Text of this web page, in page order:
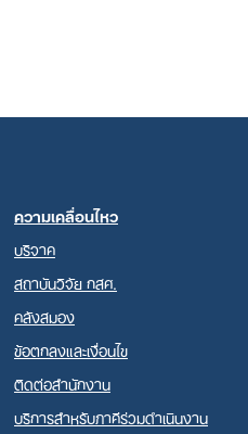
ความเคลื่อนไหว
บริจาค
สถาบันวิจัย กสศ.
คลังสมอง
ข้อตกลงและเงื่อนไข
ติดต่อสำนักงาน
บริการสำหรับภาคีร่วมดำเนินงาน